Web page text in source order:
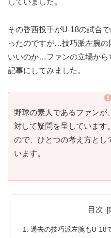
していました。
その香西投手がU-18の試合
ったのですが…技巧派左腕の
いいのか…ファンの立場から
記事にしてみました。
野球の素人であるファンが
対して疑問を呈しています
ので、ひとつの考え方とし
います。
目次
過去の技巧派左腕もU-18